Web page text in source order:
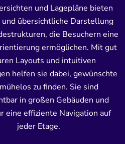
und Lagepläne bieten
übersichtliche Darstellung
die Besuchern eine
ermöglichen. Mit gut
Layouts und intuitiven
helfen sie dabei, gewünschte
zu finden. Sie sind
in großen Gebäuden und
eine effiziente Navigation auf
jeder Etage.